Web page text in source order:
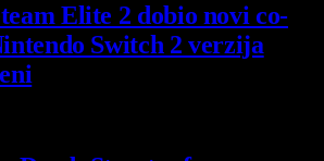
Elite 2 dobio novi co-
Switch 2 verzija